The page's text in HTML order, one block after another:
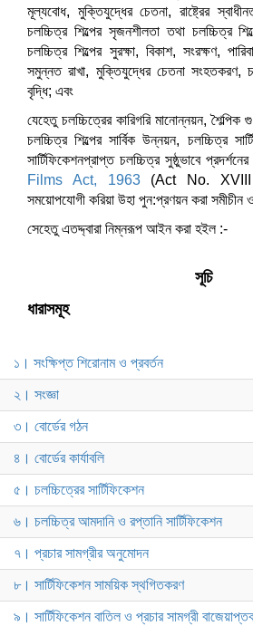
মূল্যবোধ, মুক্তিযুদ্ধের চেতনা, রাষ্ট্রের
চলচ্চিত্র শিল্পের সৃজনশীলতা তথা চলচ্চিত্র
চলচ্চিত্র শিল্পের সুরক্ষা, বিকাশ, সংরক্ষণ,
সমুন্নত রাখা, মুক্তিযুদ্ধের চেতনা সংহতকরণ,
বৃদ্ধি; এবং
যেহেতু চলচ্চিত্রের কারিগরি মানোন্নয়ন, শৈল্পিক
চলচ্চিত্র শিল্পের সার্বিক উন্নয়ন, চলচ্চিত্র
সার্টিফিকেশনপ্রাপ্ত চলচ্চিত্র সুষ্ঠুভাবে
Films Act, 1963(Act No. XVIII
সময়োপযোগী করিয়া উহা পুন:প্রণয়ন করা সমীচীন
সেহেতু এতদ্দ্বারা নিম্নরূপ আইন করা হইল :-
সূচি
ধারাসমূহ
১। সংক্ষিপ্ত শিরোনাম ও প্রবর্তন
২। সংজ্ঞা
৩। বোর্ডের গঠন
৪। বোর্ডের কার্যাবলি
৫। চলচ্চিত্রের সার্টিফিকেশন
৬। চলচ্চিত্র আমদানি ও রপ্তানি সার্টিফিকেশন
৭। প্রচার সামগ্রীর অনুমোদন
৮। সার্টিফিকেশন সাময়িক স্থগিতকরণ
৯। সার্টিফিকেশন বাতিল ও প্রচার সামগ্রী